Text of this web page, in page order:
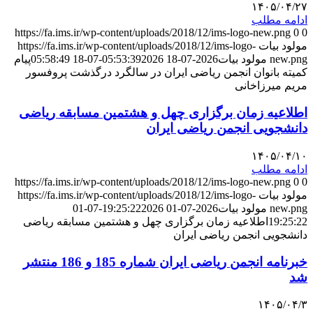
۱۴۰۵/۰۴/۲۷
ادامه مطلب
https://fa.ims.ir/wp-content/uploads/2018/12/ims-logo-new.png 0 0
مولود بیات https://fa.ims.ir/wp-content/uploads/2018/12/ims-logo-
new.png مولود بیات2026-07-18 05:53:39
2026-07-18 05:58:49
پیام
کمیته بانوان انجمن ریاضی ایران در سالگرد درگذشت پروفسور
مریم میرزاخانی
اطلاعیه زمان برگزاری چهل و هشتمین مسابقه ریاضی
دانشجویی انجمن ریاضی ایران
۱۴۰۵/۰۴/۱۰
ادامه مطلب
https://fa.ims.ir/wp-content/uploads/2018/12/ims-logo-new.png 0 0
مولود بیات https://fa.ims.ir/wp-content/uploads/2018/12/ims-logo-
new.png مولود بیات2026-07-01 19:25:22
2026-07-01
19:25:22 اطلاعیه زمان برگزاری چهل و هشتمین مسابقه ریاضی
دانشجویی انجمن ریاضی ایران
خبرنامه انجمن ریاضی ایران شماره 185 و 186 منتشر
شد
۱۴۰۵/۰۴/۳